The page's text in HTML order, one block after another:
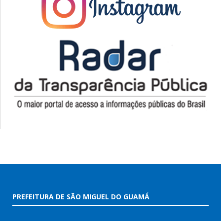
PREFEITURA DE SÃO MIGUEL DO GUAMÁ